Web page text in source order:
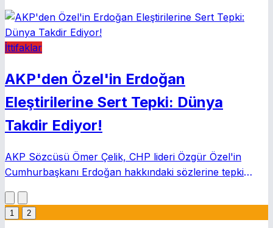
büyük ikinci ordusuna sahip olduğu ve Montrö
Sözleşmesi'nden taviz vermeyeceği açıklandı.
İttifaklar
AKP'den Özel'in Erdoğan
Eleştirilerine Sert Tepki: Dünya
Takdir Ediyor!
AKP Sözcüsü Ömer Çelik, CHP lideri Özgür Özel'in
Cumhurbaşkanı Erdoğan hakkındaki sözlerine tepki
dünyada takdirle izlendiğini belirtti.
1 2